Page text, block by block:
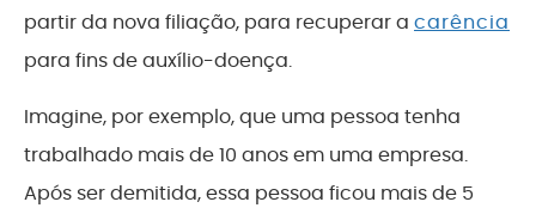
partir da nova filiação, para recuperar a carência
para fins de auxílio-doença.
Imagine, por exemplo, que uma pessoa tenha
trabalhado mais de 10 anos em uma empresa.
Após ser demitida, essa pessoa ficou mais de 5